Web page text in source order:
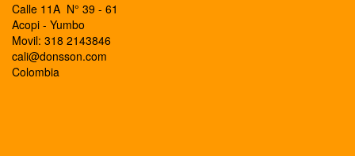
Calle 11A N° 39 - 61
Acopi - Yumbo
Movil: 318 2143846
cali@donsson.com
Colombia